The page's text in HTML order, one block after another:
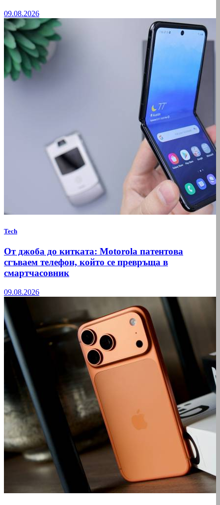
09.08.2026
Tech
От джоба до китката: Motorola патентова
сгъваем телефон, който се превръща в
смартчасовник
09.08.2026